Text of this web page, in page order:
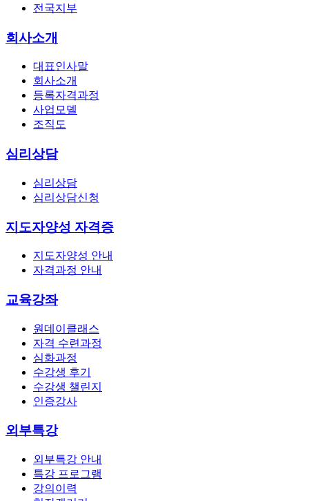
전국지부
회사소개
대표인사말
회사소개
등록자격과정
사업모델
조직도
심리상담
심리상담
심리상담신청
지도자양성 자격증
지도자양성 안내
자격과정 안내
교육강좌
원데이클래스
자격 수련과정
심화과정
수강생 후기
수강생 챌린지
인증강사
외부특강
외부특강 안내
특강 프로그램
강의이력